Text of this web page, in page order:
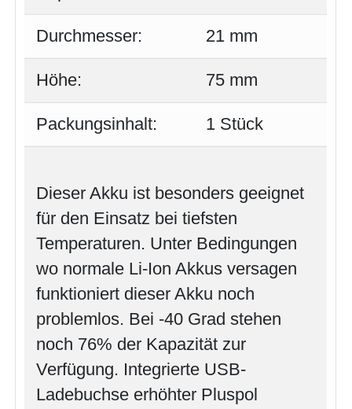
Durchmesser: 21 mm
Höhe: 75 mm
Packungsinhalt: 1 Stück
Dieser Akku ist besonders geeignet
für den Einsatz bei tiefsten
Temperaturen. Unter Bedingungen
wo normale Li-Ion Akkus versagen
funktioniert dieser Akku noch
problemlos. Bei -40 Grad stehen
noch 76% der Kapazität zur
Verfügung. Integrierte USB-
Ladebuchse erhöhter Pluspol